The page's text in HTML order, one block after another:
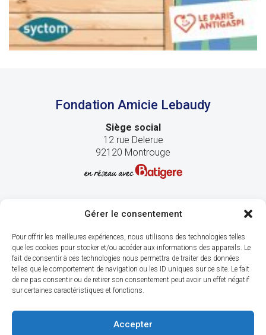
Gérer le consentement
Pour offrir les meilleures expériences, nous utilisons des technologies telles
que les cookies pour stocker et/ou accéder aux informations des appareils. Le
fait de consentir à ces technologies nous permettra de traiter des données
telles que le comportement de navigation ou les ID uniques sur ce site. Le fait
de ne pas consentir ou de retirer son consentement peut avoir un effet négatif
sur certaines caractéristiques et fonctions.
Accepter
Fondation Amicie Lebaudy
Siège social
12 rue Delerue
92120 Montrouge